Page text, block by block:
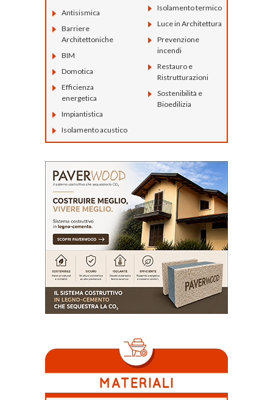
Antisismica
Barriere
Architettoniche
BIM
Domotica
Efficienza
energetica
Impiantistica
Isolamento acustico
Isolamento termico
Luce in Architettura
Prevenzione
incendi
Restauro e
Ristrutturazioni
Sostenibilità e
Bioedilizia